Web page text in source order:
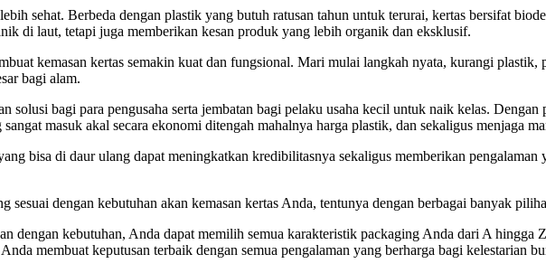
sehat. Berbeda dengan plastik yang butuh ratusan tahun untuk terurai, kertas bersifat
di laut, tetapi juga memberikan kesan produk yang lebih organik dan eksklusif.
kemasan kertas semakin kuat dan fungsional. Mari mulai langkah nyata, kurangi plastik,
bagi alam.
solusi bagi para pengusaha serta jembatan bagi pelaku usaha kecil untuk naik kelas.
masuk akal secara ekonomi ditengah mahalnya harga plastik, dan sekaligus menjaga
bisa di daur ulang dapat meningkatkan kredibilitasnya sekaligus memberikan
sesuai dengan kebutuhan akan kemasan kertas Anda, tentunya dengan berbagai banyak
dengan kebutuhan, Anda dapat memilih semua karakteristik packaging Anda dari A hingga
membuat keputusan terbaik dengan semua pengalaman yang berharga bagi kelestarian